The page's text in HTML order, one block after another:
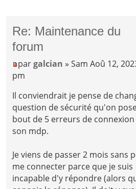
Re: Maintenance du
forum
pargalcian » Sam Aoû 12,
pm
Il conviendrait je pense de
question de sécurité qu'on
bout de 5 erreurs de connexion
son mdp.
Je viens de passer 2 mois sans
me connecter parce que je suis
incapable d'y répondre (alors